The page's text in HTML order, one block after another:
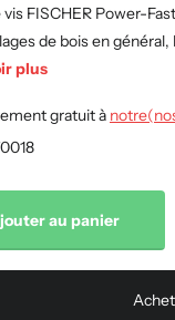
FISCHER Power-
de bois en
plus
gratuit à
au panier